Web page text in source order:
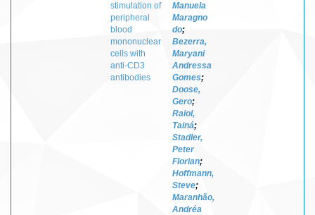
stimulation of
peripheral
blood
mononuclear
cells with
anti-CD3
antibodies
Manuela
Maragno
do;
Bezerra,
Maryani
Andressa
Gomes;
Doose,
Gero;
Raiol,
Tainá;
Stadler,
Peter
Florian;
Hoffmann,
Steve;
Maranhão,
Andréa